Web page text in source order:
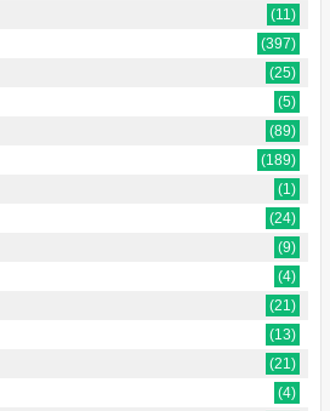
(11)
(397)
(25)
(5)
(89)
(189)
(1)
(24)
(9)
(4)
(21)
(13)
(21)
(4)